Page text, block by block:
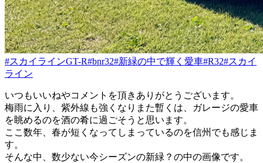
#スカイラインGT-R#bnr32#新緑の中で輝く愛車#R32#スカイ
ライン
いつもいいねやコメントを頂きありがとうございます。
梅雨に入り、紫外線も強くなりまた暫くは、ガレージの愛車
を眺めるのを酒の肴に過ごそうと思います。
ここ数年、春が短くなってしまっているのを信州でも感じま
す。
そんな中、数少ない今シーズンの新緑？の中の画像です。